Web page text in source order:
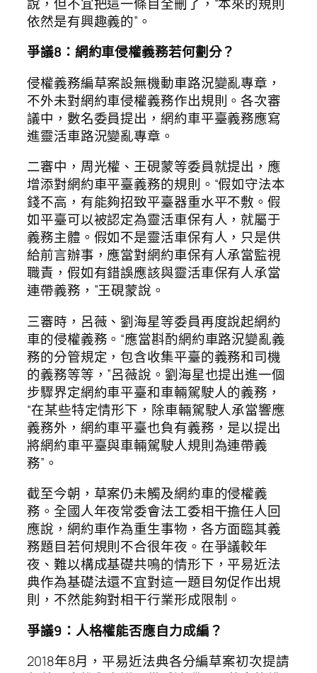
依然是有興趣義的”。
爭議8：網約車侵權義務若何劃分？
侵權義務編草案設無機動車路況變亂專章，
不外未對網約車侵權義務作出規則。各次審
議中，數名委員提出，網約車平臺義務應寫
進靈活車路況變亂專章。
二審中，周光權、王硯蒙等委員就提出，應
增添對網約車平臺義務的規則。“假如守法本
錢不高，有能夠招致平臺器重水平不敷。假
如平臺可以被認定為靈活車保有人，就屬于
義務主體。假如不是靈活車保有人，只是供
給前言辦事，應當對網約車保有人承當監視
職責，假如有錯誤應該與靈活車保有人承當
連帶義務，”王硯蒙說。
三審時，呂薇、劉海星等委員再度說起網約
車的侵權義務。“應當斟酌網約車路況變亂義
務的分管規定，包含收集平臺的義務和司機
的義務等等，”呂薇說。劉海星也提出進一個
步驟界定網約車平臺和車輛駕駛人的義務，
“在某些特定情形下，除車輛駕駛人承當響應
義務外，網約車平臺也負有義務，是以提出
將網約車平臺與車輛駕駛人規則為連帶義
務”。
截至今朝，草案仍未觸及網約車的侵權義
務。全國人年夜常委會法工委相干擔任人回
應說，網約車作為重生事物，各方面臨其義
務題目若何規則不合很年夜。在爭議較年
夜、難以構成基礎共鳴的情形下，平易近法
典作為基礎法還不宜對這一題目匆促作出規
則，不然能夠對相干行業形成限制。
爭議9：人格權能否應自力成編？
2018年8月，平易近法典各分編草案初次提請